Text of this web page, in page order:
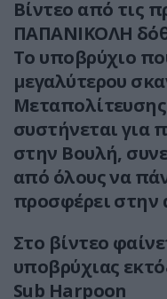
Βίντεο από τις
ΠΑΠΑΝΙΚΟΛΗ
Το υποβρύχιο
μεγαλύτερου
συστήνεται για
στην Βουλή,
από όλους να
προσφέρει στην
Στο βίντεο
υποβρύχιας
Sub Harpoon